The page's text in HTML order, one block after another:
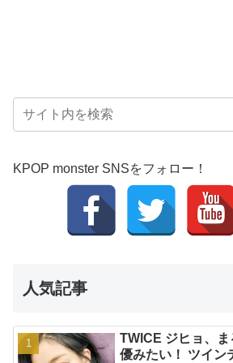
KPOP monster SNSをフォロー！
人気記事
TWICE ジヒョ、
優みたい！ ツイン